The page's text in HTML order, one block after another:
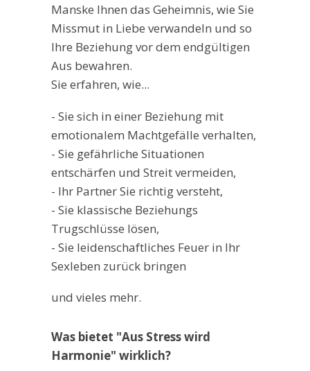
Manske Ihnen das Geheimnis, wie Sie
Missmut in Liebe verwandeln und so
Ihre Beziehung vor dem endgültigen
Aus bewahren.
Sie erfahren, wie...
- Sie sich in einer Beziehung mit
emotionalem Machtgefälle verhalten,
- Sie gefährliche Situationen
entschärfen und Streit vermeiden,
- Ihr Partner Sie richtig versteht,
- Sie klassische Beziehungs
Trugschlüsse lösen,
- Sie leidenschaftliches Feuer in Ihr
Sexleben zurück bringen
und vieles mehr.
Was bietet "Aus Stress wird
Harmonie" wirklich?